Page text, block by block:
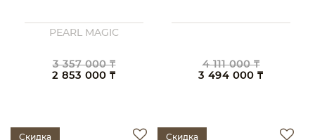
PEARL MAGIC
3 357 000 ₸
2 853 000 ₸
4 111 000 ₸
3 494 000 ₸
Скидка Скидка